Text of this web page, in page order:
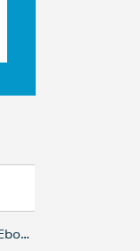
Látka Kylo/Eton - cerna Ebony